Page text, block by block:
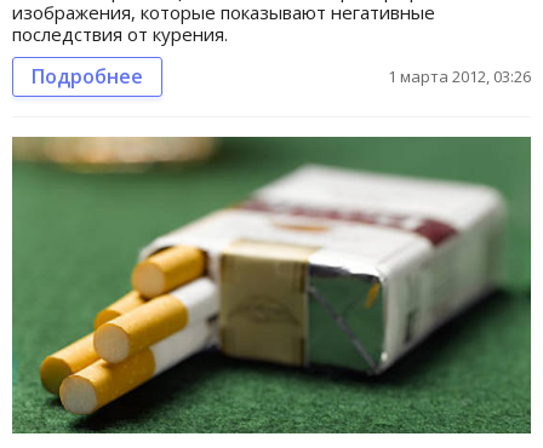
изображения, которые показывают негативные
последствия от курения.
Подробнее 1 марта 2012, 03:26